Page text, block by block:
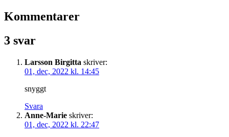
Kommentarer
3 svar
Larsson Birgitta skriver:
01, dec, 2022 kl. 14:45
snyggt
Svara
Anne-Marie skriver:
01, dec, 2022 kl. 22:47